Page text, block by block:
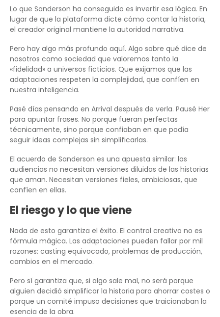
Lo que Sanderson ha conseguido es invertir esa lógica. En
lugar de que la plataforma dicte cómo contar la historia,
el creador original mantiene la autoridad narrativa.
Pero hay algo más profundo aquí. Algo sobre qué dice de
nosotros como sociedad que valoremos tanto la
«fidelidad» a universos ficticios. Que exijamos que las
adaptaciones respeten la complejidad, que confíen en
nuestra inteligencia.
Pasé días pensando en Arrival después de verla. Pausé Her
para apuntar frases. No porque fueran perfectas
técnicamente, sino porque confiaban en que podía
seguir ideas complejas sin simplificarlas.
El acuerdo de Sanderson es una apuesta similar: las
audiencias no necesitan versiones diluidas de las historias
que aman. Necesitan versiones fieles, ambiciosas, que
confíen en ellas.
El riesgo y lo que viene
Nada de esto garantiza el éxito. El control creativo no es
fórmula mágica. Las adaptaciones pueden fallar por mil
razones: casting equivocado, problemas de producción,
cambios en el mercado.
Pero sí garantiza que, si algo sale mal, no será porque
alguien decidió simplificar la historia para ahorrar costes o
porque un comité impuso decisiones que traicionaban la
esencia de la obra.